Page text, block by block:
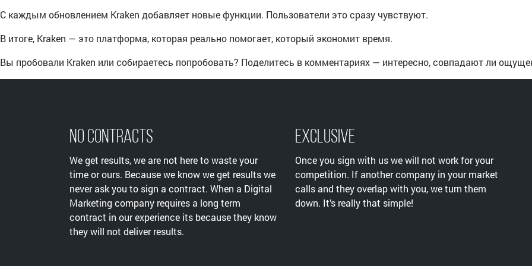
С каждым обновлением Kraken добавляет новые функции. Пользователи это сразу чувствуют.
В итоге, Kraken — это платформа, которая реально помогает, который экономит время.
Вы пробовали Kraken или собираетесь попробовать? Поделитесь в комментариях — интересно, совпадают ли
No Contracts
We get results, we are not here to waste your
time or ours. Because we know we get results we
never ask you to sign a contract. When a Digital
Marketing company requires a long term
contract in our experience its because they know
they will not deliver results.
Exclusive
Once you sign with us we will not work for your
competition. If another company in your market
calls and they overlap with you, we turn them
down. It’s really that simple!